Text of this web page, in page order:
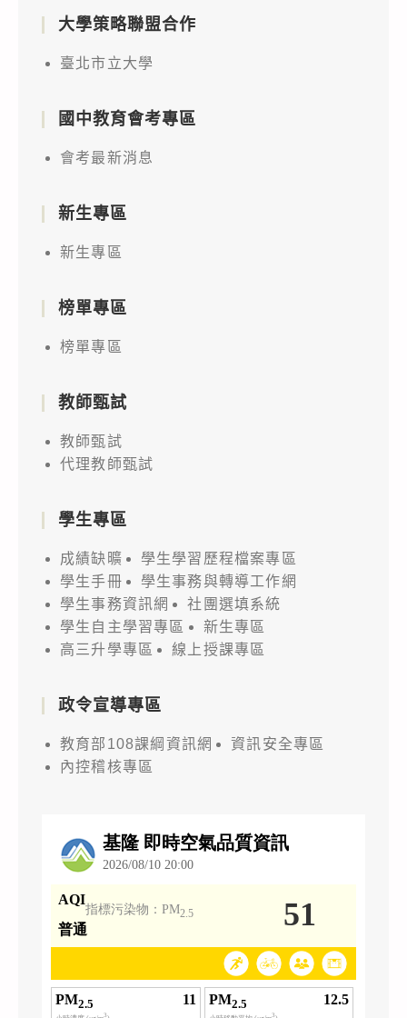
大學策略聯盟合作
臺北市立大學
國中教育會考專區
會考最新消息
新生專區
新生專區
榜單專區
榜單專區
教師甄試
教師甄試
代理教師甄試
學生專區
成績缺曠
學生學習歷程檔案專區
學生手冊
學生事務與轉導工作網
學生事務資訊網
社團選填系統
學生自主學習專區
新生專區
高三升學專區
線上授課專區
政令宣導專區
教育部108課綱資訊網
資訊安全專區
內控稽核專區